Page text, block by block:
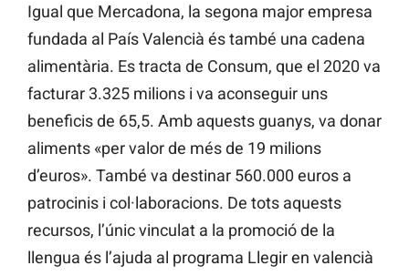
Igual que Mercadona, la segona major empresa
fundada al País Valencià és també una cadena
alimentària. Es tracta de Consum, que el 2020 va
facturar 3.325 milions i va aconseguir uns
beneficis de 65,5. Amb aquests guanys, va donar
aliments «per valor de més de 19 milions
d’euros». També va destinar 560.000 euros a
patrocinis i col·laboracions. De tots aquests
recursos, l’únic vinculat a la promoció de la
llengua és l’ajuda al programa Llegir en valencià